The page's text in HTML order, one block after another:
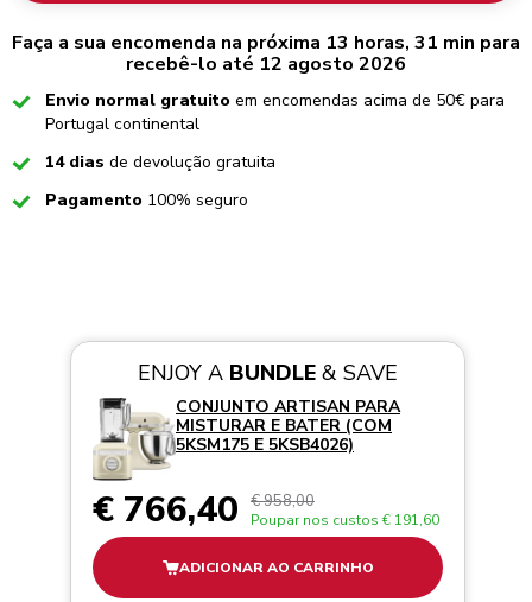
Faça a sua encomenda na próxima 13 horas, 31 min para
recebê-lo até 12 agosto 2026
CheckedEnvio normal gratuito em encomendas acima de 50€ para
Portugal continental
Checked
14 dias de devolução gratuita
CheckedPagamento 100% seguro
ENJOY A BUNDLE& SAVE
CONJUNTO ARTISAN PARA
MISTURAR E BATER (COM
5KSM175 E 5KSB4026)
€ 766,40 € 958,00
Poupar nos custos € 191,60
ADICIONAR AO CARRINHO